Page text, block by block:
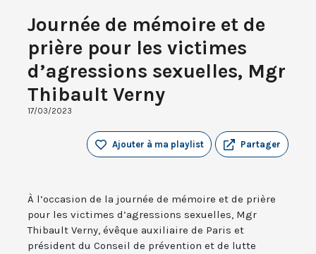
Journée de mémoire et de
prière pour les victimes
d’agressions sexuelles, Mgr
Thibault Verny
17/03/2023
Partager
Ajouter à ma playlist
À l’occasion de la journée de mémoire et de prière
pour les victimes d’agressions sexuelles, Mgr
Thibault Verny, évêque auxiliaire de Paris et
président du Conseil de prévention et de lutte